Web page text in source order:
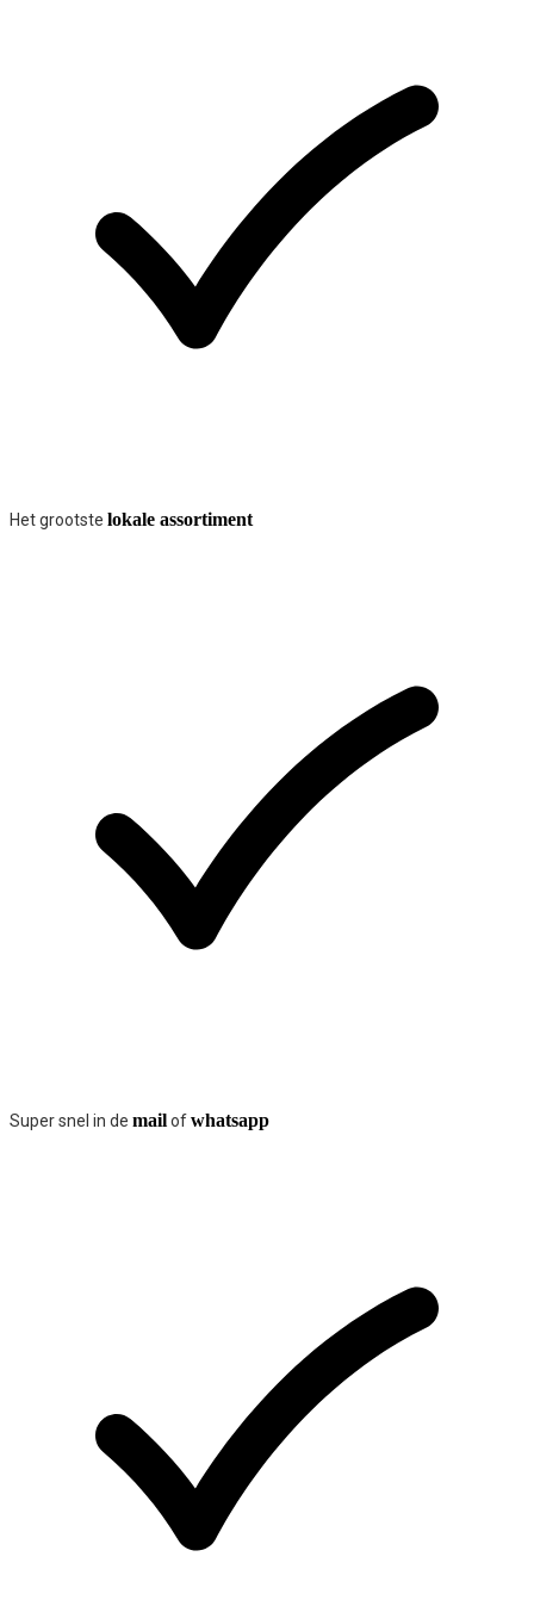
Het grootste lokale assortiment
Super snel in de mailofwhatsapp